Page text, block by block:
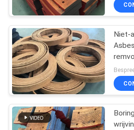
CONTACTEER
ONS
VERZOEK
OM EEN
CITAAT
SITEMAP
Geweven
Niet-